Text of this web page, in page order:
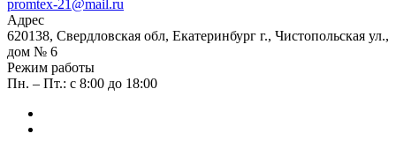
promtex-21@mail.ru
Адрес
620138, Свердловская обл, Екатеринбург г., Чистопольская ул.,
дом № 6
Режим работы
Пн. – Пт.: с 8:00 до 18:00